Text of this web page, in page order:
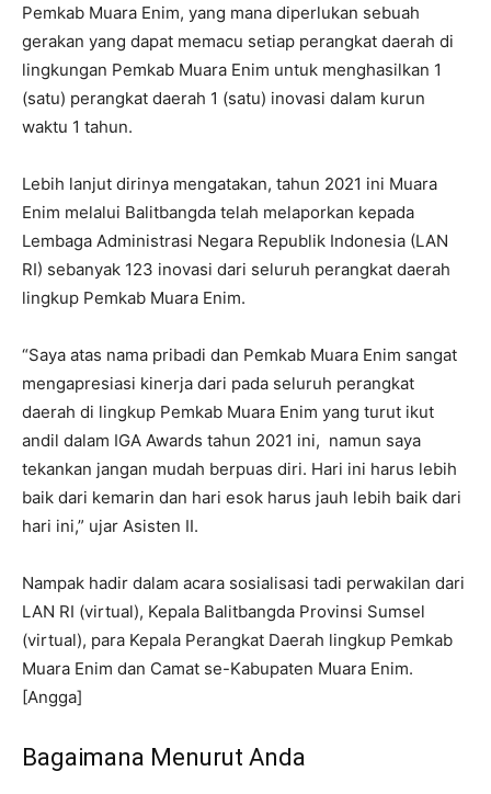
Pemkab Muara Enim, yang mana diperlukan sebuah
gerakan yang dapat memacu setiap perangkat daerah di
lingkungan Pemkab Muara Enim untuk menghasilkan 1
(satu) perangkat daerah 1 (satu) inovasi dalam kurun
waktu 1 tahun.
Lebih lanjut dirinya mengatakan, tahun 2021 ini Muara
Enim melalui Balitbangda telah melaporkan kepada
Lembaga Administrasi Negara Republik Indonesia (LAN
RI) sebanyak 123 inovasi dari seluruh perangkat daerah
lingkup Pemkab Muara Enim.
“Saya atas nama pribadi dan Pemkab Muara Enim sangat
mengapresiasi kinerja dari pada seluruh perangkat
daerah di lingkup Pemkab Muara Enim yang turut ikut
andil dalam IGA Awards tahun 2021 ini, namun saya
tekankan jangan mudah berpuas diri. Hari ini harus lebih
baik dari kemarin dan hari esok harus jauh lebih baik dari
hari ini,” ujar Asisten II.
Nampak hadir dalam acara sosialisasi tadi perwakilan dari
LAN RI (virtual), Kepala Balitbangda Provinsi Sumsel
(virtual), para Kepala Perangkat Daerah lingkup Pemkab
Muara Enim dan Camat se-Kabupaten Muara Enim.
[Angga]
Bagaimana Menurut Anda